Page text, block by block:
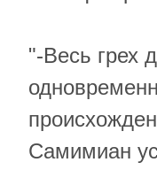
"-Весь грех
Самимиан